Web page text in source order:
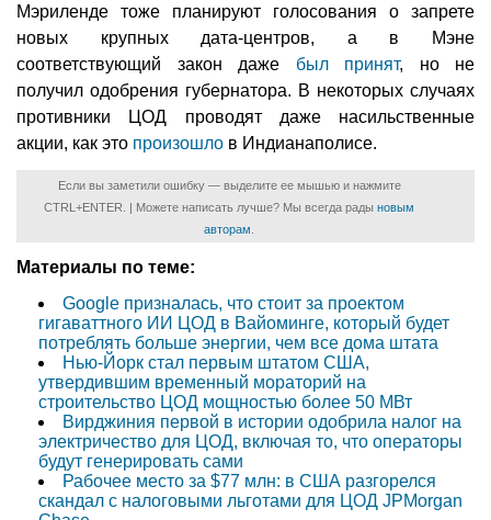
Мэриленде тоже планируют голосования о запрете
новых крупных дата-центров, а в Мэне
соответствующий закон даже был принят, но не
получил одобрения губернатора. В некоторых случаях
противники ЦОД проводят даже насильственные
акции, как это произошло в Индианаполисе.
Если вы заметили ошибку — выделите ее мышью и нажмите
CTRL+ENTER. | Можете написать лучше? Мы всегда рады новым
авторам
Материалы по теме:
Google призналась, что стоит за проектом
гигаваттного ИИ ЦОД в Вайоминге, который будет
потреблять больше энергии, чем все дома штата
Нью-Йорк стал первым штатом США,
утвердившим временный мораторий на
строительство ЦОД мощностью более 50 МВт
Вирджиния первой в истории одобрила налог на
электричество для ЦОД, включая то, что операторы
будут генерировать сами
Рабочее место за $77 млн: в США разгорелся
скандал с налоговыми льготами для ЦОД JPMorgan